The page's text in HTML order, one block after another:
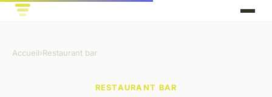
Accueil›Restaurant bar
RESTAURANT BAR